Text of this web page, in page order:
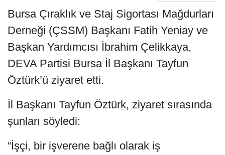
Bursa Çıraklık ve Staj Sigortası Mağdurları
Derneği (ÇSSM) Başkanı Fatih Yeniay ve
Başkan Yardımcısı İbrahim Çelikkaya,
DEVA Partisi Bursa İl Başkanı Tayfun
Öztürk’ü ziyaret etti.
İl Başkanı Tayfun Öztürk, ziyaret sırasında
şunları söyledi:
“İşçi, bir işverene bağlı olarak iş